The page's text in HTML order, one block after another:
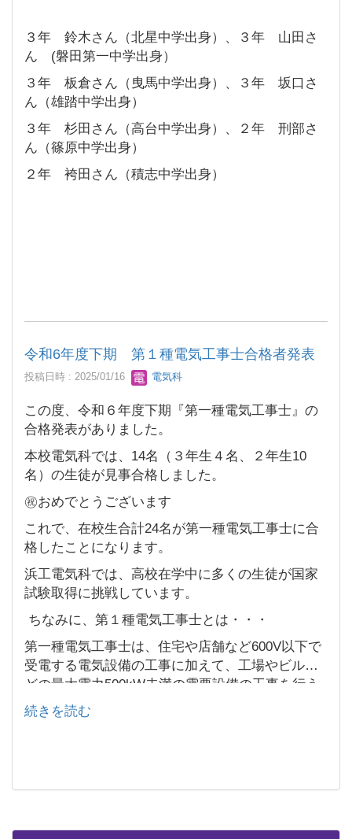
３年 鈴木さん（北星中学出身）、３年 山田さ
ん (磐田第一中学出身）
３年 板倉さん（曳馬中学出身）、３年 坂口さ
ん（雄踏中学出身）
３年 杉田さん（高台中学出身）、２年 刑部さ
ん（篠原中学出身）
２年 袴田さん（積志中学出身）
令和6年度下期 第１種電気工事士合格者発表
投稿日時 : 2025/01/16 電気科
この度、令和６年度下期『第一種電気工事士』の
合格発表がありました。
本校電気科では、14名（３年生４名、２年生10
名）の生徒が見事合格しました。
㊗️おめでとうございます
これで、在校生合計24名が第一種電気工事士に合
格したことになります。
浜工電気科では、高校在学中に多くの生徒が国家
試験取得に挑戦しています。
ちなみに、第１種電気工事士とは・・・
第一種電気工事士は、住宅や店舗など600V以下で
受電する電気設備の工事に加えて、工場やビルな
どの最大電力500kW未満の需要設備の工事を行う
ことができる専門技術者です。
第二種電気工事士よりさらに専門技術や知識を活
続きを読む